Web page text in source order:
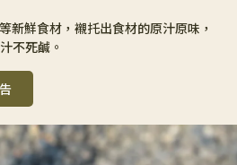
新鮮食材，襯托出食材的原汁原味，
不死鹹。
告